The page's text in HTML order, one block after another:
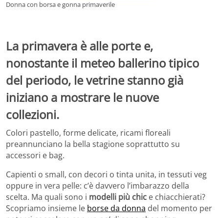
Donna con borsa e gonna primaverile
La primavera è alle porte e,
nonostante il meteo ballerino tipico
del periodo, le vetrine stanno già
iniziano a mostrare le nuove
collezioni.
Colori pastello, forme delicate, ricami floreali
preannunciano la bella stagione soprattutto su
accessori e bag.
Capienti o small, con decori o tinta unita, in tessuti veg
oppure in vera pelle: c’è davvero l’imbarazzo della
scelta. Ma quali sono i modelli più chic e chiacchierati?
Scopriamo insieme le borse da donna del momento per